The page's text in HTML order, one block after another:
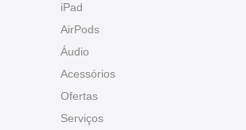
iPad
AirPods
Áudio
Acessórios
Ofertas
Serviços